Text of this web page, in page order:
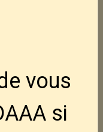
vous
si